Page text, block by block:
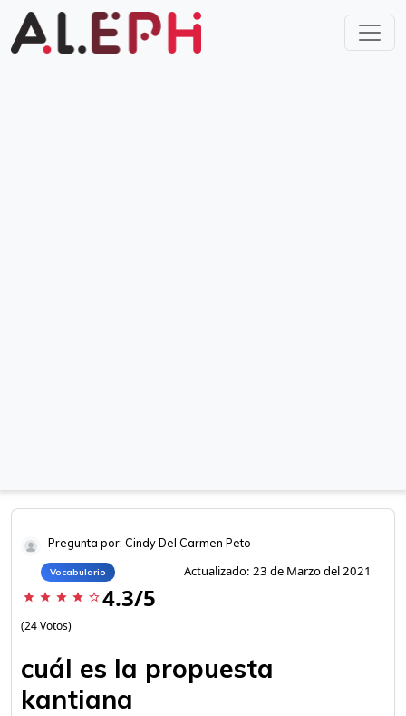
Pregunta por: Cindy Del Carmen Peto
Vocabulario Actualizado: 23 de Marzo del 2021
star star star star star_border 4.3/5
(24 Votos)
cuál es la propuesta
kantiana